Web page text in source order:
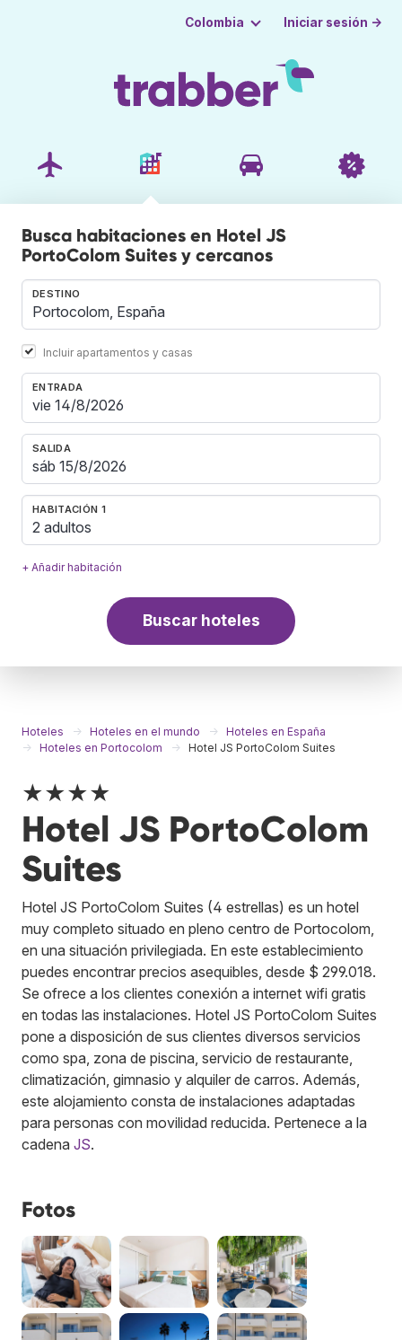
Colombia Iniciar sesión →
Busca habitaciones en Hotel JS
PortoColom Suites y cercanos
DESTINO
Incluir apartamentos y casas
ENTRADA
SALIDA
HABITACIÓN 1
2 adultos
+ Añadir habitación
Buscar hoteles
Hoteles Hoteles en el mundo
Hoteles en España
Hoteles en Portocolom
Hotel JS PortoColom Suites
★★★★
Hotel JS PortoColom
Suites
Hotel JS PortoColom Suites (4 estrellas) es un hotel
muy completo situado en pleno centro de Portocolom,
en una situación privilegiada. En este establecimiento
puedes encontrar precios asequibles, desde $ 299.018.
Se ofrece a los clientes conexión a internet wifi gratis
en todas las instalaciones. Hotel JS PortoColom Suites
pone a disposición de sus clientes diversos servicios
como spa, zona de piscina, servicio de restaurante,
climatización, gimnasio y alquiler de carros. Además,
este alojamiento consta de instalaciones adaptadas
para personas con movilidad reducida. Pertenece a la
cadena JS.
Fotos